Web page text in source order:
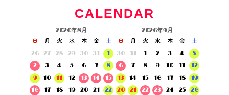
CALENDAR
2026年8月
日 月 火 水 木 金
土
26
27 28 29 30 31
1
2
3 4 5 6 7
8
9
10 11 12 13 14
15
16
17 18 19 20 21
22
2026年9月
日 月 火 水 木 金
土
30
31 1 2 3 4
5
6
7 8 9 10 11
12
13
14 15 16 17 18
19
20
21 22 23 24 25
26